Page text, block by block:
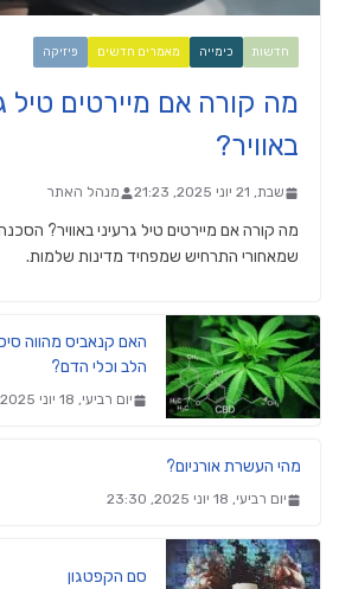
חדשות כימייה מאמרים חדשים פיזיקה
מה קורה אם מיירטים טיל
באוויר?
שבת, 21 יוני 2025, 21:23 מנהל האתר
מה קורה אם מיירטים טיל גרעיני באוויר?
שמאחורי התרחיש שמפחיד מדינות שלמות.
האם קנאביס מהווה
הלב וכלי הדם?
יום רביעי, 18 יוני 2025, 23:42
מהי העשרת אורניום?
יום רביעי, 18 יוני 2025, 23:30
סם הקפטגון